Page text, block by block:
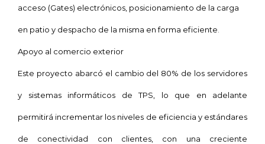
acceso (Gates) electrónicos, posicionamiento de la carga
en patio y despacho de la misma en forma eficiente.
Apoyo al comercio exterior
Este proyecto abarcó el cambio del 80% de los servidores
y sistemas informáticos de TPS, lo que en adelante
permitirá incrementar los niveles de eficiencia y estándares
de conectividad con clientes, con una creciente